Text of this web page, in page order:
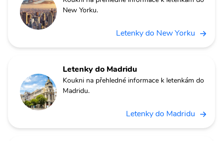
New Yorku.
Letenky do New Yorku
Letenky do Madridu
Koukni na přehledné informace k letenkám do
Madridu.
Letenky do Madridu